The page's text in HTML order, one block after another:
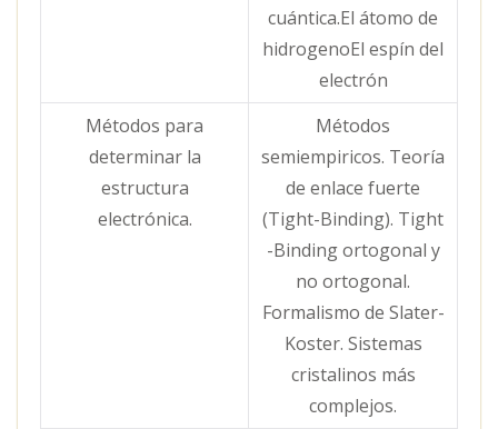
cuántica.El átomo de
hidrogenoEl espín del
electrón
Métodos para
determinar la
estructura
electrónica.
Métodos
semiempiricos. Teoría
de enlace fuerte
(Tight-Binding). Tight
-Binding ortogonal y
no ortogonal.
Formalismo de Slater-
Koster. Sistemas
cristalinos más
complejos.